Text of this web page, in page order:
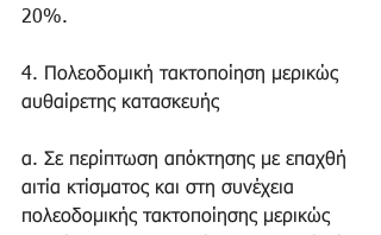
20%.
4. Πολεοδομική τακτοποίηση μερικώς
αυθαίρετης κατασκευής
α. Σε περίπτωση απόκτησης με επαχθή
αιτία κτίσματος και στη συνέχεια
πολεοδομικής τακτοποίησης μερικώς